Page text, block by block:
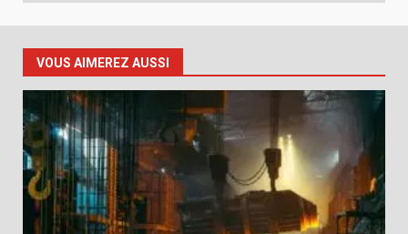
VOUS AIMEREZ AUSSI